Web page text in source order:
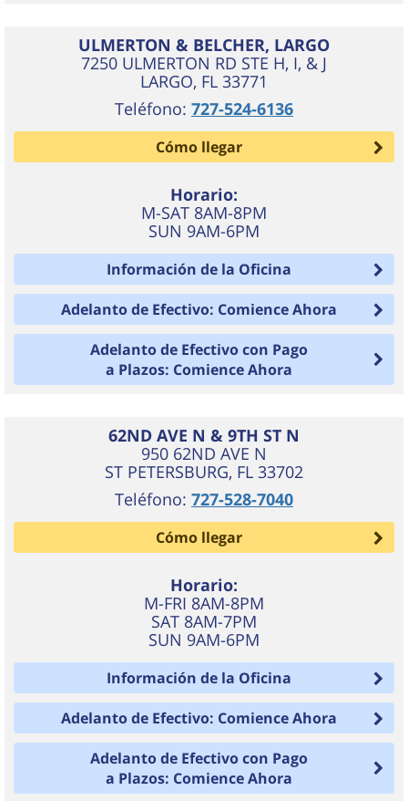
ULMERTON & BELCHER, LARGO
7250 ULMERTON RD STE H, I, & J
LARGO, FL 33771
Teléfono: 727-524-6136
Cómo llegar
Horario:
M-SAT 8AM-8PM
SUN 9AM-6PM
Información de la Oficina
Adelanto de Efectivo: Comience Ahora
Adelanto de Efectivo con Pago
a Plazos: Comience Ahora
62ND AVE N & 9TH ST N
950 62ND AVE N
ST PETERSBURG, FL 33702
Teléfono: 727-528-7040
Cómo llegar
Horario:
M-FRI 8AM-8PM
SAT 8AM-7PM
SUN 9AM-6PM
Información de la Oficina
Adelanto de Efectivo: Comience Ahora
Adelanto de Efectivo con Pago
a Plazos: Comience Ahora